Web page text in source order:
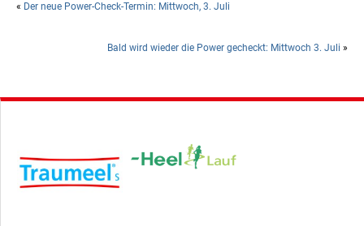
« Der neue Power-Check-Termin: Mittwoch, 3. Juli
Bald wird wieder die Power gecheckt: Mittwoch 3. Juli »